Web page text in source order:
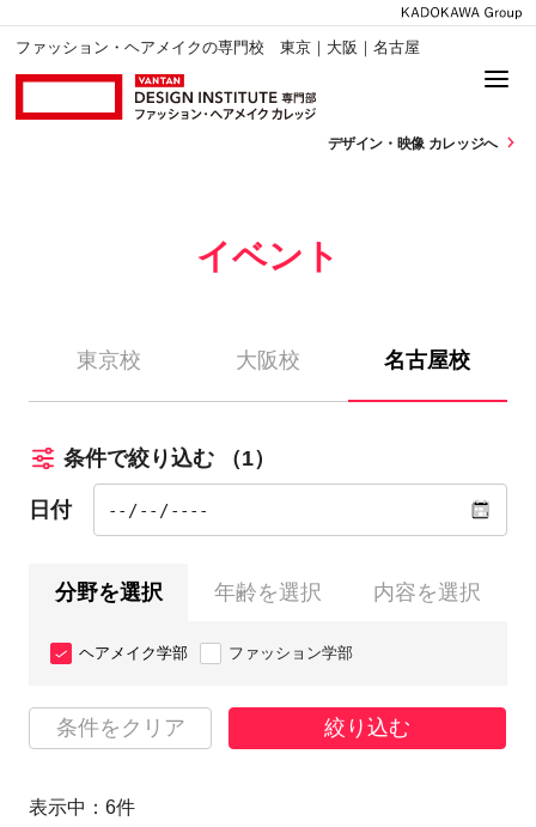
ファッション・ヘアメイクの専門校 東京｜大阪｜名古屋
デザイン・ 映像 カレッジへ
イベント
東京校 大阪校 名古屋校
条件で絞り込む （1）
日付
分野を選択 年齢を選択 内容を選択
ヘアメイク学部 ファッション学部
条件をクリア 絞り込む
表示中： 6件